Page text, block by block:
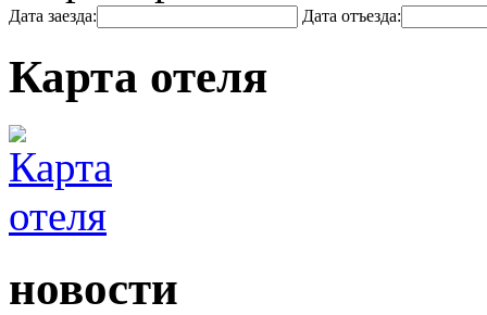
Дата заезда: Дата отъезда:
Карта отеля
новости